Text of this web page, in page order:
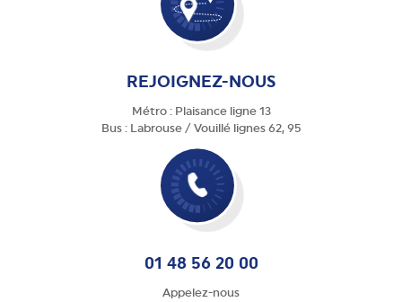
REJOIGNEZ-NOUS
Métro : Plaisance ligne 13
Bus : Labrouse / Vouillé lignes 62, 95
01 48 56 20 00
Appelez-nous